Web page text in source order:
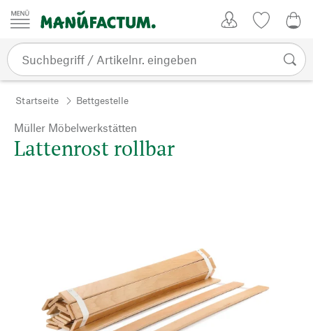
Zum Inhalt springen
Startseite Bettgestelle
Müller Möbelwerkstätten
Lattenrost rollbar